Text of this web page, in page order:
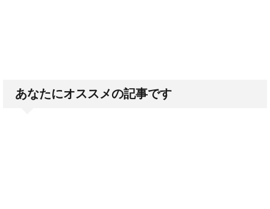
あなたにオススメの記事です